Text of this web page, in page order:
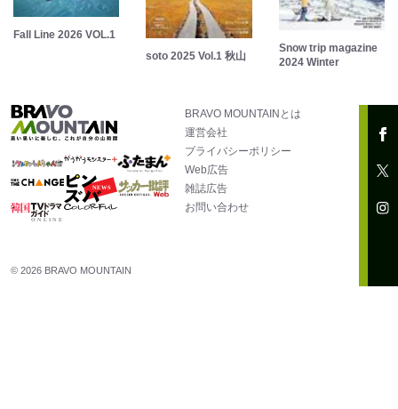
Fall Line 2026 VOL.1
soto 2025 Vol.1 秋山
Snow trip magazine
2024 Winter
BRAVO MOUNTAINとは
運営会社
プライバシーポリシー
Web広告
雑誌広告
お問い合わせ
© 2026 BRAVO MOUNTAIN